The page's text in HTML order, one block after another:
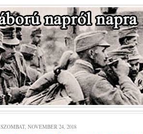
SZOMBAT, NOVEMBER 24, 2018